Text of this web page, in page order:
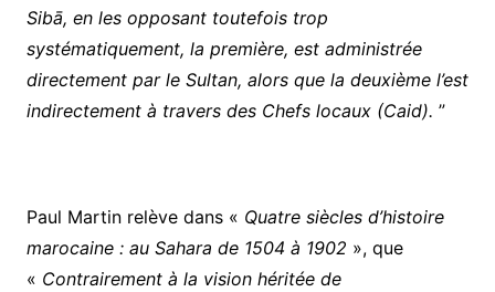
Sibā, en les opposant toutefois trop
systématiquement, la première, est administrée
directement par le Sultan, alors que la deuxième l’est
indirectement à travers des Chefs locaux (Caid). ”
Paul Martin relève dans « Quatre siècles d’histoire
marocaine : au Sahara de 1504 à 1902 », que
« Contrairement à la vision héritée de